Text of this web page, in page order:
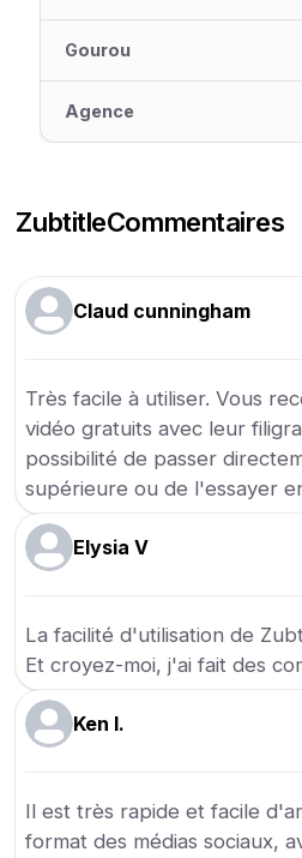
Gourou
Agence
ZubtitleCommentaires
Claud cunningham
Très facile à utiliser. Vous
vidéo gratuits avec leur
possibilité de passer
supérieure ou de l'essayer
Elysia V
La facilité d'utilisation de
Et croyez-moi, j'ai fait des
Ken I.
Il est très rapide et facile
format des médias sociaux,